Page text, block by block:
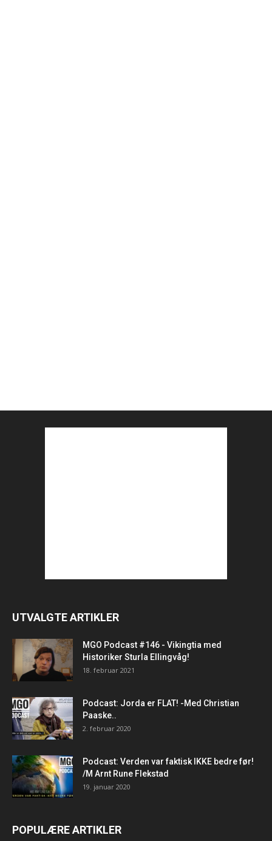
UTVALGTE ARTIKLER
MGO Podcast #146 - Vikingtia med
Historiker Sturla Ellingvåg!
18. februar 2021
Podcast: Jorda er FLAT! -Med Christian
Paaske..
2. februar 2020
Podcast: Verden var faktisk IKKE bedre før!
/M Arnt Rune Flekstad
19. januar 2020
POPULÆRE ARTIKLER